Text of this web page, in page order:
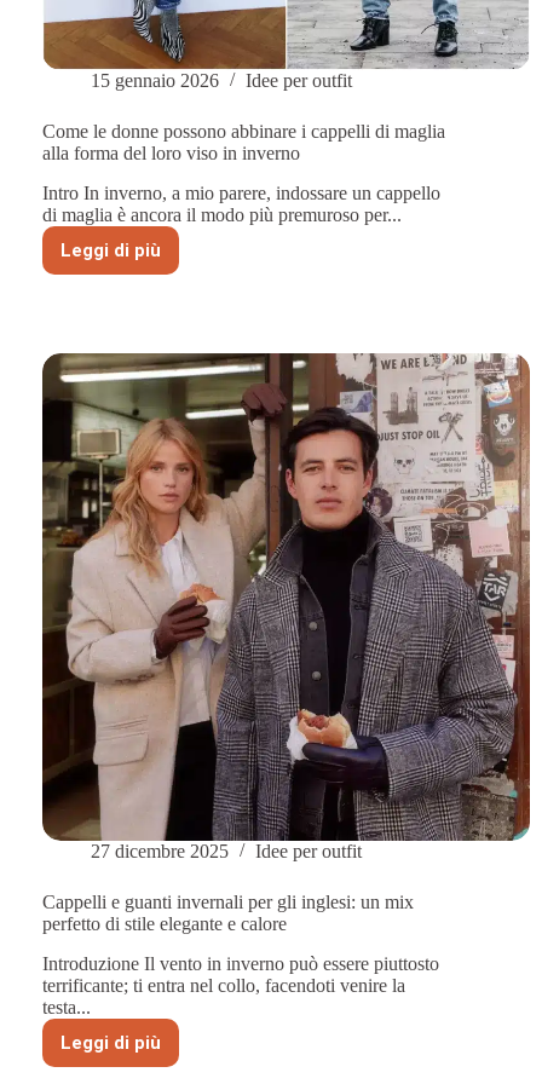
15 gennaio 2026 Idee per outfit
Come le donne possono abbinare i cappelli di maglia
alla forma del loro viso in inverno
Intro In inverno, a mio parere, indossare un cappello
di maglia è ancora il modo più premuroso per...
Leggi di più
Come
le
i
di
maglia
alla
forma
del
loro
viso
in
inverno
27 dicembre 2025 Idee per outfit
Cappelli e guanti invernali per gli inglesi: un mix
perfetto di stile elegante e calore
Introduzione Il vento in inverno può essere piuttosto
terrificante; ti entra nel collo, facendoti venire la
testa...
Leggi di più
Cappelli
e